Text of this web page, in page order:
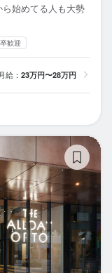
始めてる人も大勢
歓迎
月給： 23万円〜28万円